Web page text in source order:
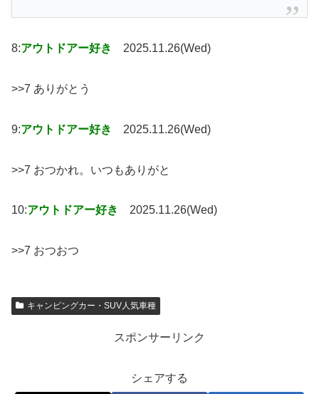
8:アウトドアー好き 2025.11.26(Wed)
>>7 ありがとう
9:アウトドアー好き 2025.11.26(Wed)
>>7 おつかれ。いつもありがと
10:アウトドアー好き 2025.11.26(Wed)
>>7 おつおつ
キャンピングカー・SUV人気車種
スポンサーリンク
シェアする